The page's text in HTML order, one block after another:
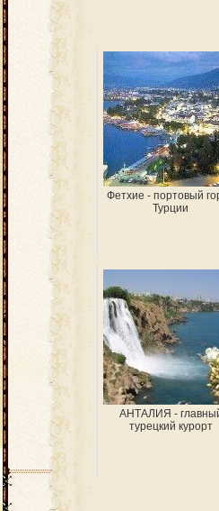
Фетхие - портовый
Турции
АНТАЛИЯ -
турецкий курорт